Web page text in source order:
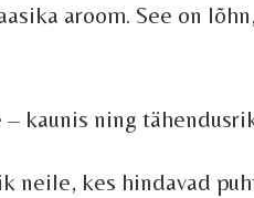
aroom. See on
kaunis ning
neile, kes hindavad